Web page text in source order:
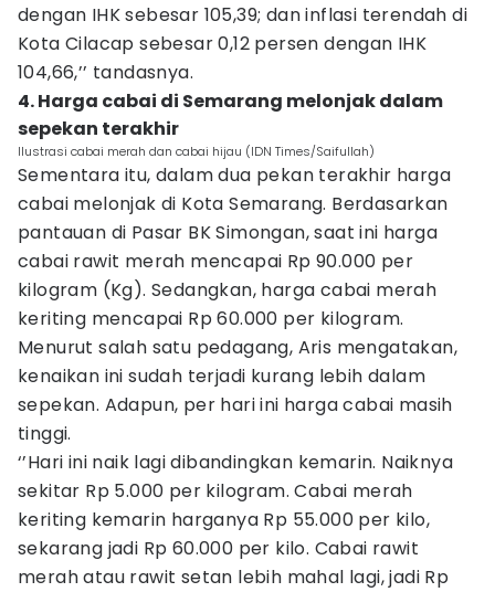
dengan IHK sebesar 105,39; dan inflasi terendah di
Kota Cilacap sebesar 0,12 persen dengan IHK
104,66,’’ tandasnya.
4. Harga cabai di Semarang melonjak dalam
sepekan terakhir
Ilustrasi cabai merah dan cabai hijau (IDN Times/Saifullah)
Sementara itu, dalam dua pekan terakhir harga
cabai melonjak di Kota Semarang. Berdasarkan
pantauan di Pasar BK Simongan, saat ini harga
cabai rawit merah mencapai Rp 90.000 per
kilogram (Kg). Sedangkan, harga cabai merah
keriting mencapai Rp 60.000 per kilogram.
Menurut salah satu pedagang, Aris mengatakan,
kenaikan ini sudah terjadi kurang lebih dalam
sepekan. Adapun, per hari ini harga cabai masih
tinggi.
‘’Hari ini naik lagi dibandingkan kemarin. Naiknya
sekitar Rp 5.000 per kilogram. Cabai merah
keriting kemarin harganya Rp 55.000 per kilo,
sekarang jadi Rp 60.000 per kilo. Cabai rawit
merah atau rawit setan lebih mahal lagi, jadi Rp